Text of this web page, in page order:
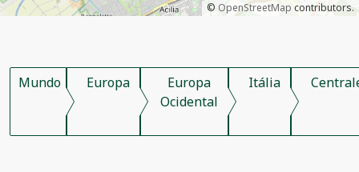
© OpenStreetMap contributors.
Mundo Europa
Europa
Ocidental
Itália